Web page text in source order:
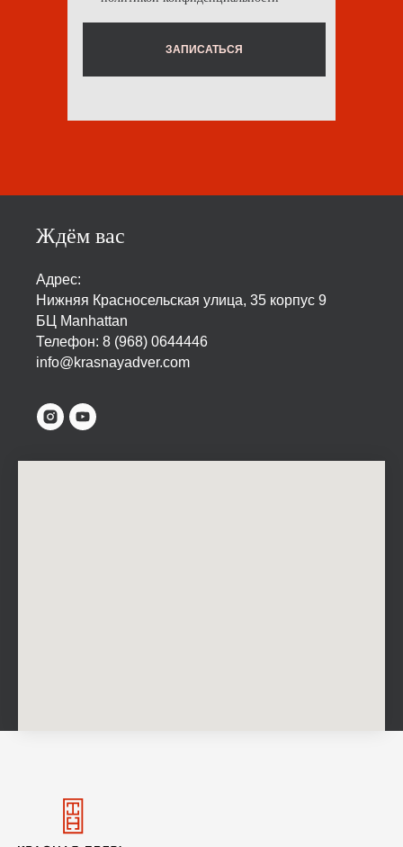
ЗАПИСАТЬСЯ
Ждём вас
Адрес:
Нижняя Красносельская улица, 35 корпус 9
БЦ Manhattan
Телефон: 8 (968) 0644446
info@krasnayadver.com